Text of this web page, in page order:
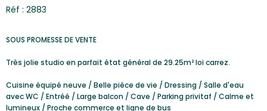
Réf : 2883
SOUS PROMESSE DE VENTE
Très jolie studio en parfait état général de 29.25m² loi carrez.
Cuisine équipé neuve / Belle pièce de vie / Dressing / Salle d'eau
avec WC / Entréé / Large balcon / Cave / Parking privitaf / Calme et
lumineux / Proche commerce et ligne de bus